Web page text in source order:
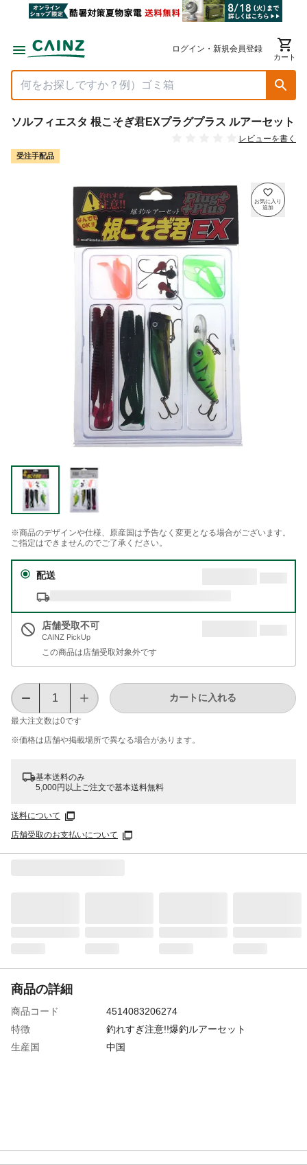
ログイン・新規会員登録
カート
ソルフィエスタ 根こそぎ君EXプラグプラス ルアーセット
レビューを書く
受注手配品
※商品のデザインや仕様、原産国は予告なく変更となる場合がございます。
ご指定はできませんのでご了承ください。
配送
店舗受取不可
CAINZ PickUp
この商品は店舗受取対象外です
最大注文数は0です
カートに入れる
※価格は​店舗や​掲載場所で​異なる​場合が​あります。
基本送料のみ
5,000円以上ご注文で基本送料無料
送料について
店舗受取のお支払いについて
商品の詳細
商品コード
4514083206274
特徴
釣れすぎ注意!!爆釣ルアーセット
生産国
中国